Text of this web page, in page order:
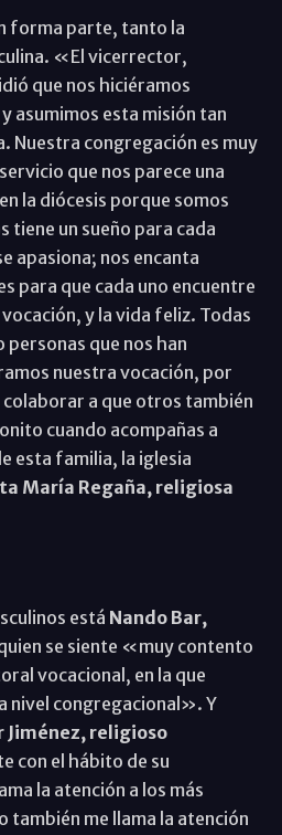
forma parte, tanto la
«El vicerrector,
que nos hiciéramos
asumimos esta misión tan
Nuestra congregación es muy
que nos parece una
la diócesis porque somos
tiene un sueño para cada
apasiona; nos encanta
para que cada uno encuentre
vocación, y la vida feliz. Todas
que nos han
nuestra vocación, por
a que otros también
cuando acompañas a
esta familia, la iglesia
María Regaña, religiosa
está Nando Bar,
se siente «muy contento
vocacional, en la que
nivel congregacional». Y
Jiménez, religioso
con el hábito de su
la atención a los más
también me llama la atención